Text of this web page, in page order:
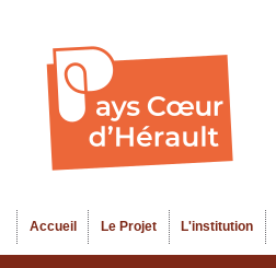
Menu principal
Accueil Le Projet L'institution